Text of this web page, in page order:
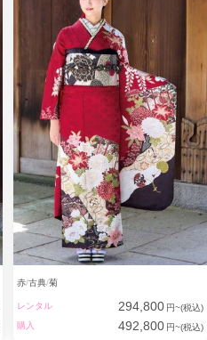
赤 古典 菊
レンタル 294,800 円~(税込)
購入
492,800 円~(税込)